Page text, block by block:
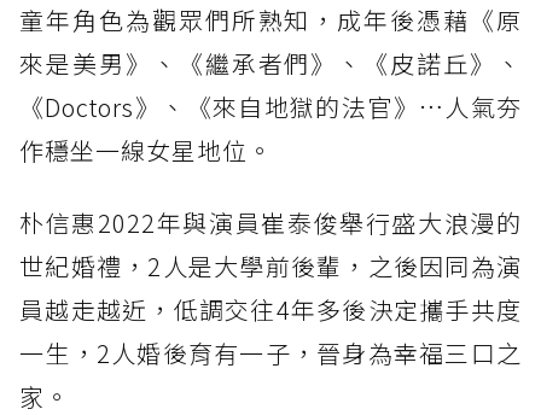
童年角色為觀眾們所熟知，成年後憑藉《原
來是美男》、《繼承者們》、《皮諾丘》、
《Doctors》、《來自地獄的法官》…人氣夯
作穩坐一線女星地位。
朴信惠2022年與演員崔泰俊舉行盛大浪漫的
世紀婚禮，2人是大學前後輩，之後因同為演
員越走越近，低調交往4年多後決定攜手共度
一生，2人婚後育有一子，晉身為幸福三口之
家。